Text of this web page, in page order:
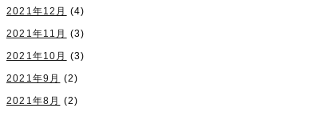
2021年12月
(4)
2021年11月
(3)
2021年10月
(3)
2021年9月
(2)
2021年8月
(2)